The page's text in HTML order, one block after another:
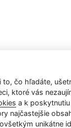
čo hľadáte,
ktoré vás
a k
najčastejšie
unikátne